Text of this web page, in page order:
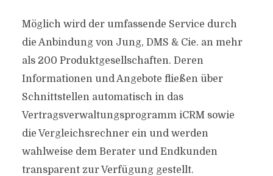
Möglich wird der umfassende Service durch
die Anbindung von Jung, DMS & Cie. an mehr
als 200 Produktgesellschaften. Deren
Informationen und Angebote fließen über
Schnittstellen automatisch in das
Vertragsverwaltungsprogramm iCRM sowie
die Vergleichsrechner ein und werden
wahlweise dem Berater und Endkunden
transparent zur Verfügung gestellt.